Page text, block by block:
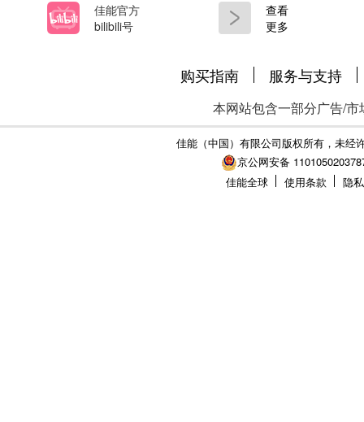
佳能官方
bilibili号
查看
更多
购买指南 服务与支持
本网站包含一部分广告/
佳能（中国）有限公司版权所有，未经
京公网安备
佳能全球
使用条款 隐